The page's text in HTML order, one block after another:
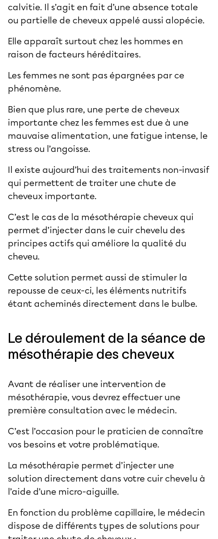
calvitie. Il s’agit en fait d’une absence totale
ou partielle de cheveux appelé aussi alopécie.
Elle apparaît surtout chez les hommes en
raison de facteurs héréditaires.
Les femmes ne sont pas épargnées par ce
phénomène.
Bien que plus rare, une perte de cheveux
importante chez les femmes est due à une
mauvaise alimentation, une fatigue intense, le
stress ou l’angoisse.
Il existe aujourd’hui des traitements non-invasif
qui permettent de traiter une chute de
cheveux importante.
C’est le cas de la mésothérapie cheveux qui
permet d’injecter dans le cuir chevelu des
principes actifs qui améliore la qualité du
cheveu.
Cette solution permet aussi de stimuler la
repousse de ceux-ci, les éléments nutritifs
étant acheminés directement dans le bulbe.
Le déroulement de la séance de
mésothérapie des cheveux
Avant de réaliser une intervention de
mésothérapie, vous devrez effectuer une
première consultation avec le médecin.
C’est l’occasion pour le praticien de connaître
vos besoins et votre problématique.
La mésothérapie permet d’injecter une
solution directement dans votre cuir chevelu à
l’aide d’une micro-aiguille.
En fonction du problème capillaire, le médecin
dispose de différents types de solutions pour